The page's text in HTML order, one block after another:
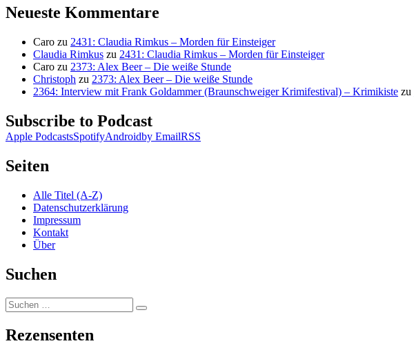
Neueste Kommentare
Caro zu 2431: Claudia Rimkus – Morden für Einsteiger
Claudia Rimkus zu 2431: Claudia Rimkus – Morden für Einsteiger
Caro zu 2373: Alex Beer – Die weiße Stunde
Christoph zu 2373: Alex Beer – Die weiße Stunde
2364: Interview mit Frank Goldammer (Braunschweiger Krimifestival) – Krimikiste zu
Subscribe to Podcast
Apple PodcastsSpotifyAndroidby EmailRSS
Seiten
Alle Titel (A-Z)
Datenschutzerklärung
Impressum
Kontakt
Über
Suchen
Suchen
nach:
Suchen
Rezensenten